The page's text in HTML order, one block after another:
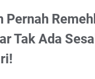
Pernah
Tak Ada